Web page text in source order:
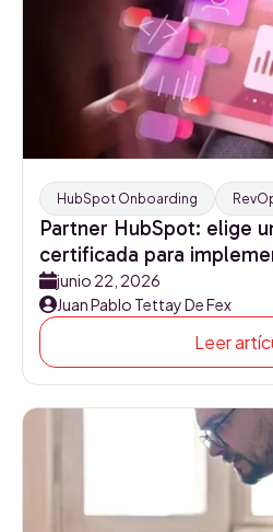
HubSpot Onboarding
Partner HubSpot: elige
certificada para
junio 22, 2026
Juan Pablo Tettay De Fex
Leer